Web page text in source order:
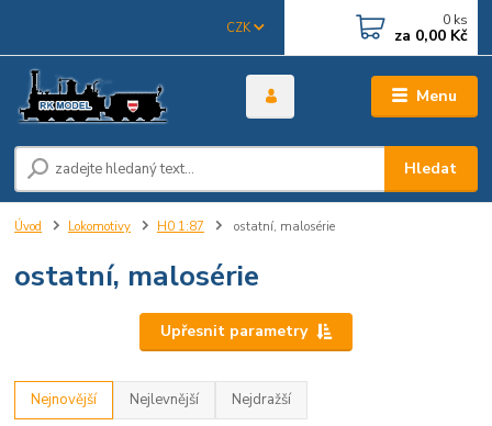
Menu
CZK
Hledat
0 ks
za 0,00 Kč
Úvod Lokomotivy H0 1:87 ostatní, malosérie
ostatní, malosérie
Upřesnit parametry
Nejnovější Nejlevnější Nejdražší